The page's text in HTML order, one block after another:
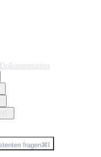
fragen⌘I